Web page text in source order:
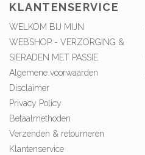
KLANTENSERVICE
WELKOM BIJ MIJN
WEBSHOP - VERZORGING &
SIERADEN MET PASSIE
Algemene voorwaarden
Disclaimer
Privacy Policy
Betaalmethoden
Verzenden & retourneren
Klantenservice